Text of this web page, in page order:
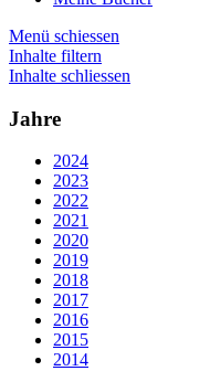
Menü schiessen
Inhalte filtern
Inhalte schliessen
Jahre
2024
2023
2022
2021
2020
2019
2018
2017
2016
2015
2014